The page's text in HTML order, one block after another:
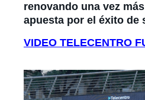
renovando una vez
apuesta por el éxito de
VIDEO TELECENTRO